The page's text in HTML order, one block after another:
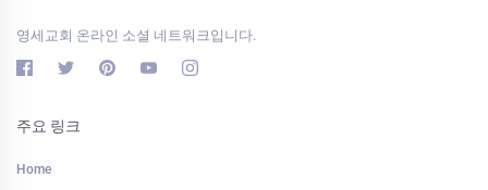
영세교회 온라인 소셜 네트워크입니다.
주요 링크
Home